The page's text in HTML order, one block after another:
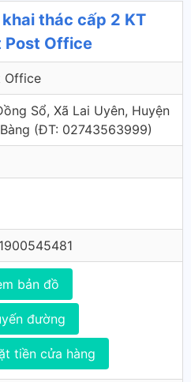
thác cấp 2 KT
Post Office
Office
Sổ, Xã Lai Uyên, Huyện
(ÐT: 02743563999)
bản đồ
đường
tiền cửa hàng